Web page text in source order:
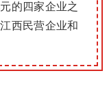
的四家企业之
西民营企业和